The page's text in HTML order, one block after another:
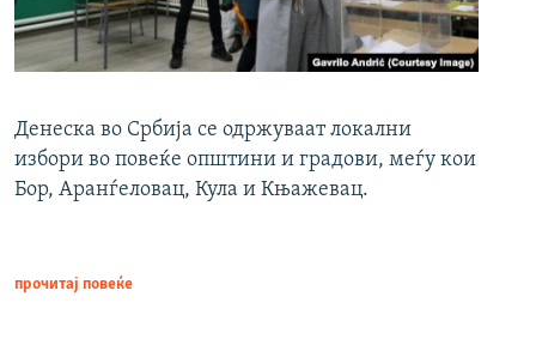
Денеска во Србија се одржуваат локални
избори во повеќе општини и градови, меѓу кои
Бор, Аранѓеловац, Кула и Књажевац.
прочитај повеќе